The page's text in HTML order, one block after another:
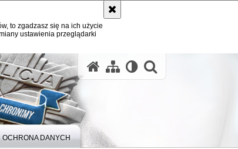
to zgadzasz się na ich użycie
ustawienia przeglądarki
OCHRONA DANYCH